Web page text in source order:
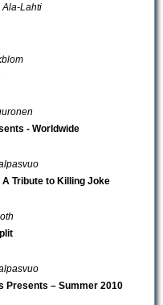
Ala-Lahti
- Worldwide
Tribute to Killing Joke
Presents – Summer 2010